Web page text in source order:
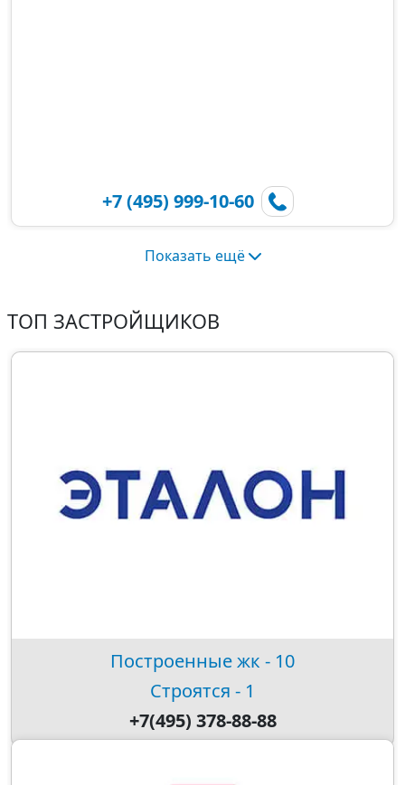
+7 (495) 999-10-60
Показать ещё
ТОП ЗАСТРОЙЩИКОВ
Построенные жк - 10
Строятся - 1
+7(495) 378-88-88